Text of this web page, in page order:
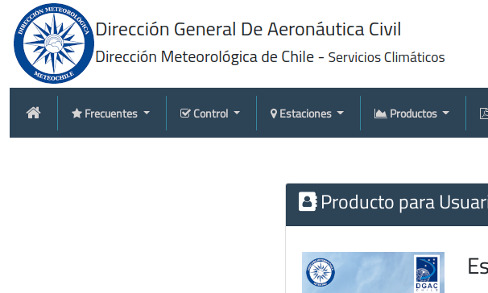
Frecuentes Control Estaciones Productos
Producto para